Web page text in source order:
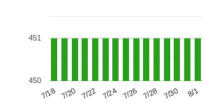
7/18 7/20 7/22 7/24 7/26 7/28 7/30 8/1
450
451